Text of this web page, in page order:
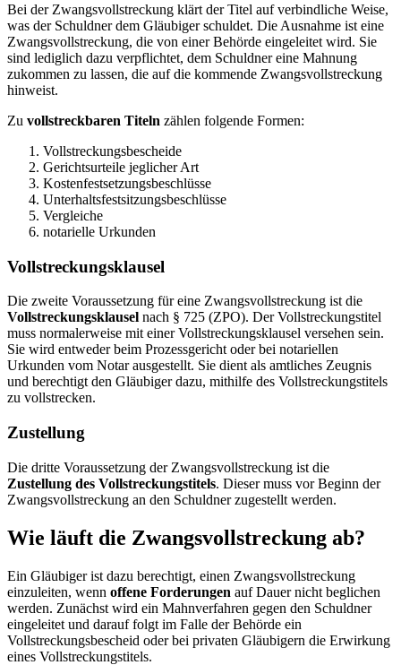
Bei der Zwangsvollstreckung klärt der Titel auf verbindliche Weise,
was der Schuldner dem Gläubiger schuldet. Die Ausnahme ist eine
Zwangsvollstreckung, die von einer Behörde eingeleitet wird. Sie
sind lediglich dazu verpflichtet, dem Schuldner eine Mahnung
zukommen zu lassen, die auf die kommende Zwangsvollstreckung
hinweist.
Zu vollstreckbaren Titeln zählen folgende Formen:
Vollstreckungsbescheide
Gerichtsurteile jeglicher Art
Kostenfestsetzungsbeschlüsse
Unterhaltsfestsitzungsbeschlüsse
Vergleiche
notarielle Urkunden
Vollstreckungsklausel
Die zweite Voraussetzung für eine Zwangsvollstreckung ist die
Vollstreckungsklausel nach § 725 (ZPO). Der Vollstreckungstitel
muss normalerweise mit einer Vollstreckungsklausel versehen sein.
Sie wird entweder beim Prozessgericht oder bei notariellen
Urkunden vom Notar ausgestellt. Sie dient als amtliches Zeugnis
und berechtigt den Gläubiger dazu, mithilfe des Vollstreckungstitels
zu vollstrecken.
Zustellung
Die dritte Voraussetzung der Zwangsvollstreckung ist die
Zustellung des Vollstreckungstitels. Dieser muss vor Beginn der
Zwangsvollstreckung an den Schuldner zugestellt werden.
Wie läuft die Zwangsvollstreckung ab?
Ein Gläubiger ist dazu berechtigt, einen Zwangsvollstreckung
einzuleiten, wenn offene Forderungen auf Dauer nicht beglichen
werden. Zunächst wird ein Mahnverfahren gegen den Schuldner
eingeleitet und darauf folgt im Falle der Behörde ein
Vollstreckungsbescheid oder bei privaten Gläubigern die Erwirkung
eines Vollstreckungstitels.